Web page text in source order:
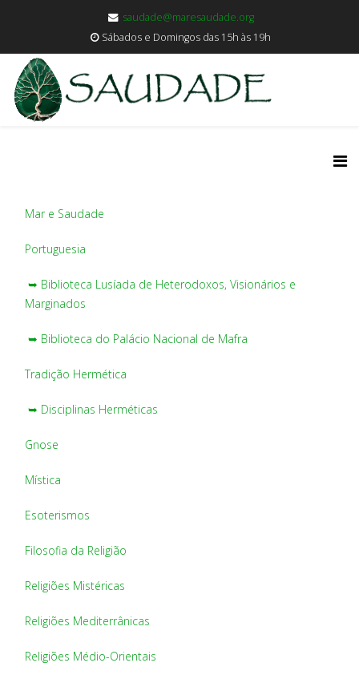
saudade@maresaudade.org
Sábados e Domingos das 15h às 19h
Mar e Saudade
Portuguesia
➥ Biblioteca Lusíada de Heterodoxos, Visionários e
Marginados
➥ Biblioteca do Palácio Nacional de Mafra
Tradição Hermética
➥ Disciplinas Herméticas
Gnose
Mística
Esoterismos
Filosofia da Religião
Religiões Mistéricas
Religiões Mediterrânicas
Religiões Médio-Orientais